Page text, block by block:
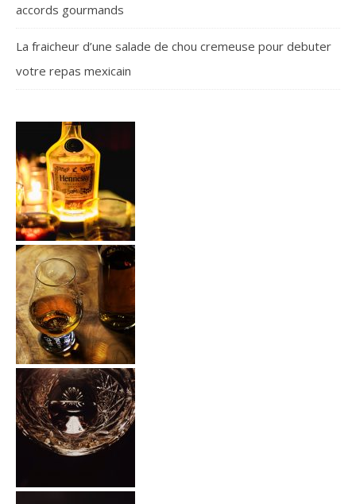
accords gourmands
La fraicheur d’une salade de chou cremeuse pour debuter
votre repas mexicain